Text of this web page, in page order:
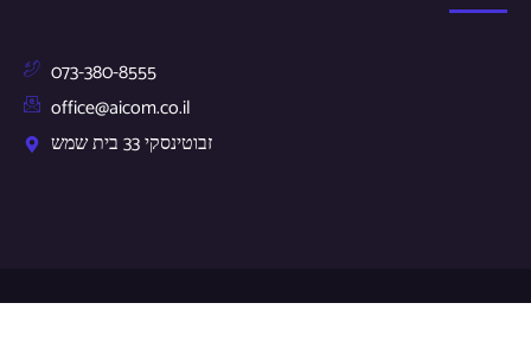
073-380-8555
office@aicom.co.il
זבוטינסקי 33 בית שמש